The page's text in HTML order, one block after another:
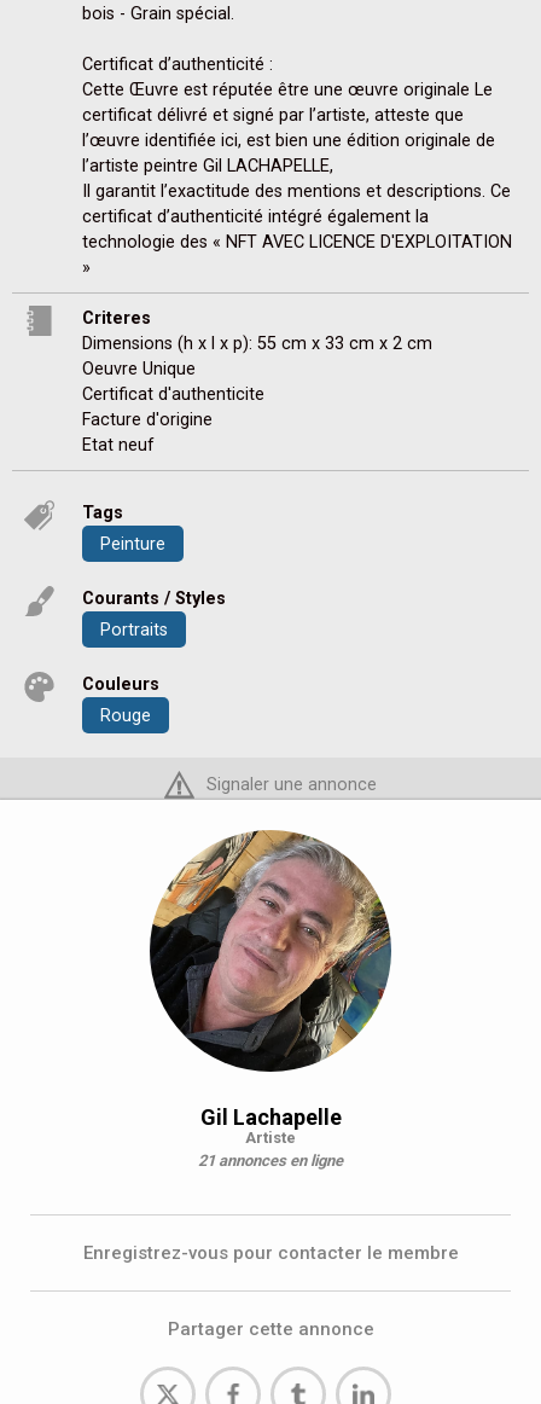
bois - Grain spécial.
Certificat d’authenticité :
Cette Œuvre est réputée être une œuvre originale Le
certificat délivré et signé par l’artiste, atteste que
l’œuvre identifiée ici, est bien une édition originale de
l’artiste peintre Gil LACHAPELLE,
Il garantit l’exactitude des mentions et descriptions. Ce
certificat d’authenticité intégré également la
technologie des « NFT AVEC LICENCE D'EXPLOITATION
»
Criteres
Dimensions (h x l x p): 55 cm x 33 cm x 2 cm
Oeuvre Unique
Certificat d'authenticite
Facture d'origine
Etat neuf
Tags
Peinture
Courants / Styles
Portraits
Couleurs
Rouge
Signaler une annonce
Gil Lachapelle
Artiste
21 annonces en ligne
Enregistrez-vous pour contacter le membre
Partager cette annonce